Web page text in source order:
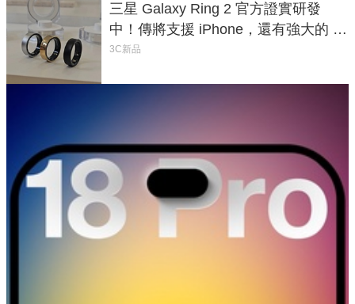
三星 Galaxy Ring 2 官方證實研發
中！傳將支援 iPhone，還有強大的 AI
與智慧家電連動功能
3C新品